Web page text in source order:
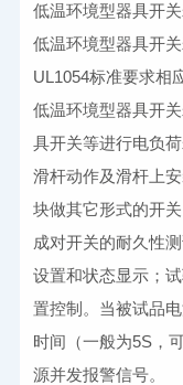
低温环境型器具开
低温环境型器具开
UL1054标准要求相
低温环境型器具开
具开关等进行电负
滑杆动作及滑杆上
块做其它形式的开
成对开关的耐久性
设置和状态显示；
置控制。当被试品
时间（一般为5S，
源并发报警信号。